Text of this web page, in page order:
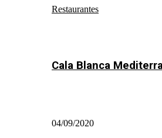
Restaurantes
Cala Blanca
04/09/2020